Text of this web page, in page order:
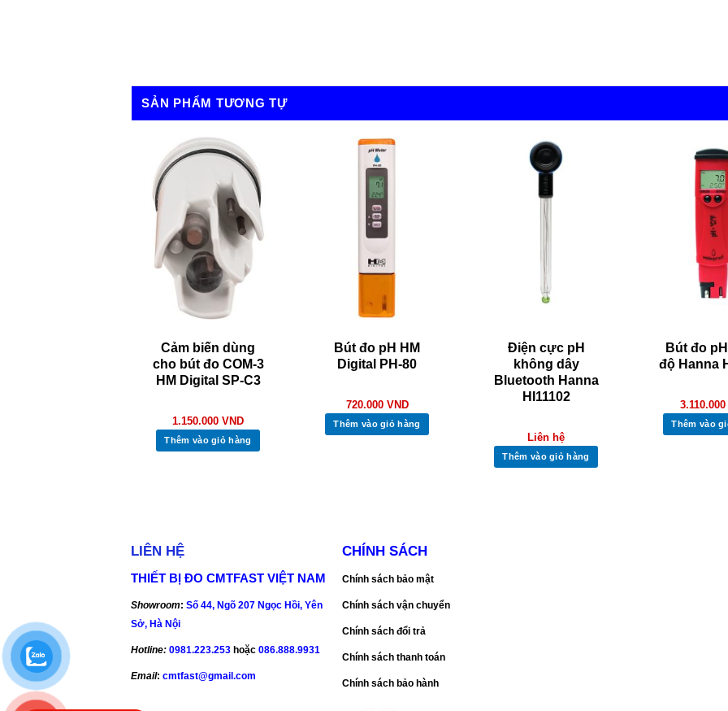
SẢN PHẨM TƯƠNG TỰ
Cảm biến dùng
cho bút đo COM-3
HM Digital SP-C3
1.150.000 VND
Thêm vào giỏ hàng
Bút đo pH HM
Digital PH-80
720.000 VND
Thêm vào giỏ hàng
Điện cực pH
không dây
Bluetooth Hanna
HI11102
Liên hệ
Thêm vào giỏ hàng
Bút đo
độ Hanna
3.110.000
Thêm vào
LIÊN HỆ
THIẾT BỊ ĐO CMTFAST VIỆT NAM
Showroom: Số 44, Ngõ 207 Ngọc Hồi, Yên
Sở, Hà Nội
Hotline: 0981.223.253 hoặc086.888.9931
Email: cmtfast@gmail.com
CHÍNH SÁCH
Chính sách bảo mật
Chính sách vận chuyển
Chính sách đổi trả
Chính sách thanh toán
Chính sách bảo hành